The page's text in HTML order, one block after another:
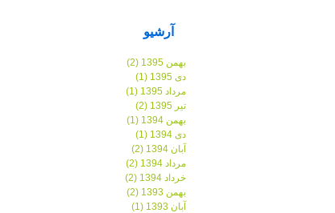
آرشیو
بهمن 1395 (2)
دی 1395 (1)
مرداد 1395 (1)
تیر 1395 (2)
بهمن 1394 (1)
دی 1394 (1)
آبان 1394 (2)
مرداد 1394 (2)
خرداد 1394 (2)
بهمن 1393 (2)
آبان 1393 (1)